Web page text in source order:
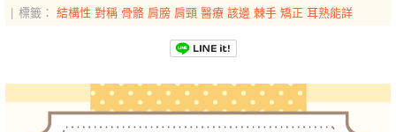
標籤： 結構性 對稱 骨骼 肩膀 肩頸 醫療 該邊 棘手 矯正 耳熟能詳